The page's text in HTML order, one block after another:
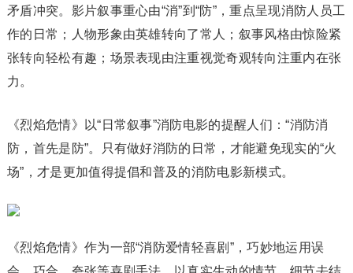
矛盾冲突。影片叙事重心由“消”到“防”，重点呈现消防人员工
作的日常；人物形象由英雄转向了常人；叙事风格由惊险紧
张转向轻松有趣；场景表现由注重视觉奇观转向注重内在张
力。
《烈焰危情》以“日常叙事”消防电影的提醒人们：“消防消
防，首先是防”。只有做好消防的日常，才能避免现实的“火
场”，才是更加值得提倡和普及的消防电影新模式。
《烈焰危情》作为一部“消防爱情轻喜剧”，巧妙地运用误